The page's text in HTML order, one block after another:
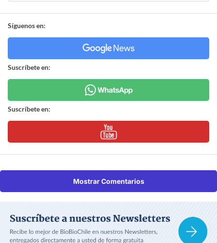
Síguenos en:
Suscríbete en:
Suscríbete en:
Mostrar Comentarios